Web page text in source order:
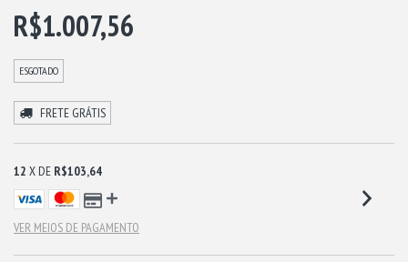
R$1.007,56
ESGOTADO
FRETE GRÁTIS
12 X DE R$103,64
VER MEIOS DE PAGAMENTO